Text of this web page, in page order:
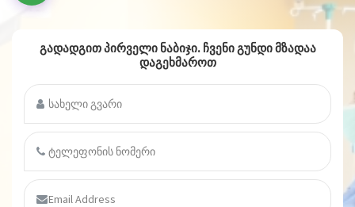
გადადგით პირველი ნაბიჯი. ჩვენი გუნდი მზადაა
დაგეხმაროთ